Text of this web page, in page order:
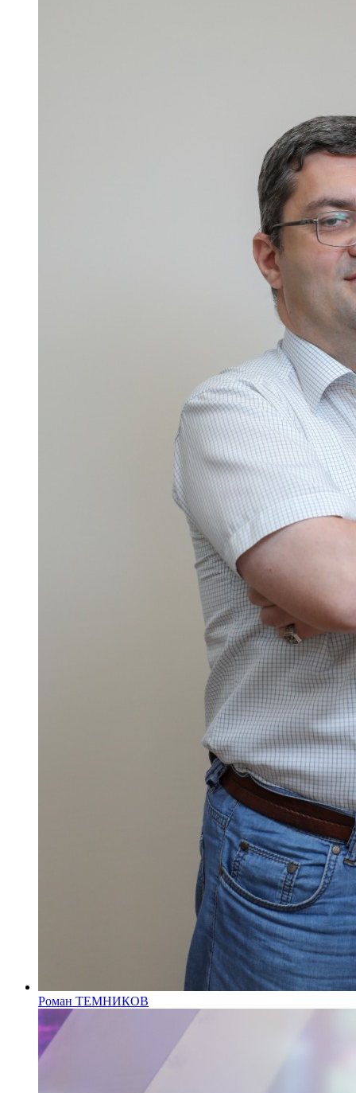
Роман ТЕМНИКОВ